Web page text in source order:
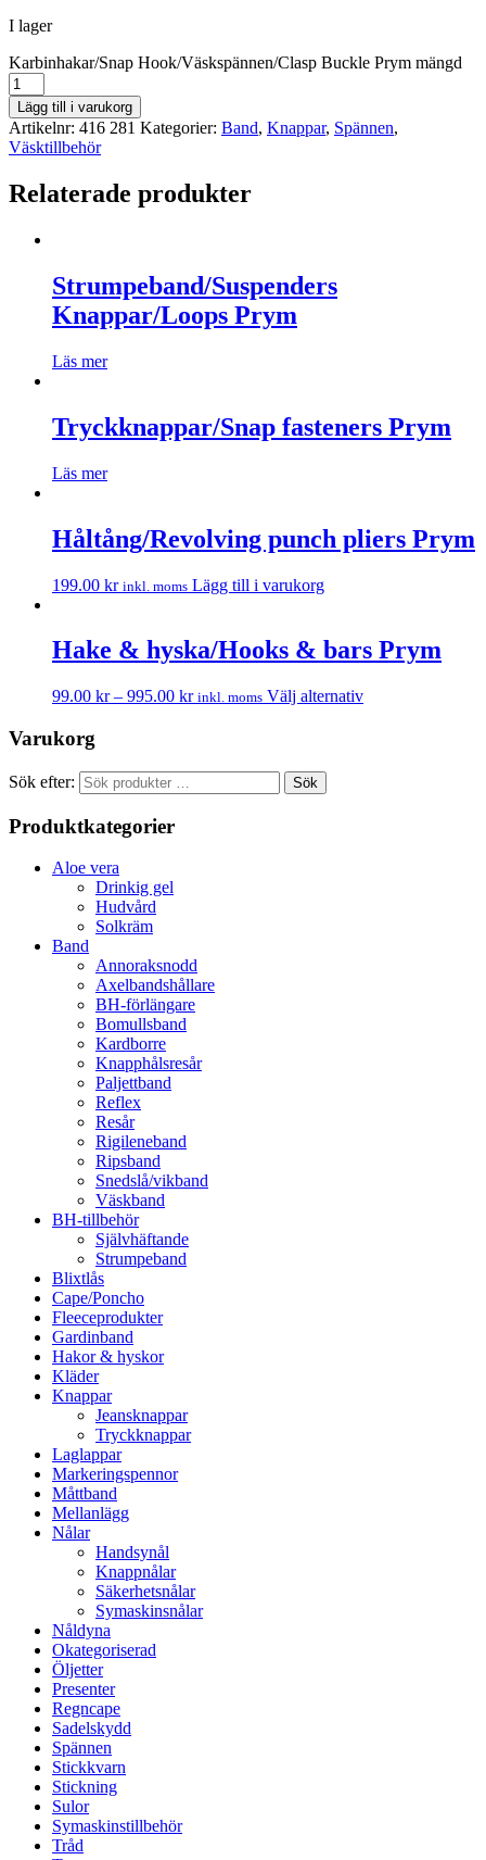
I lager
Karbinhakar/Snap Hook/Väskspännen/Clasp Buckle Prym mängd
Lägg till i varukorg
Artikelnr: 416 281 Kategorier: Band, Knappar, Spännen,
Väsktillbehör
Relaterade produkter
Strumpeband/Suspenders
Knappar/Loops Prym
Läs mer
Tryckknappar/Snap fasteners Prym
Läs mer
Håltång/Revolving punch pliers Prym
199.00 kr inkl. moms Lägg till i varukorg
Hake & hyska/Hooks & bars Prym
99.00 kr– 995.00 kr inkl. moms Välj alternativ
Varukorg
Sök efter: Sök
Produktkategorier
Aloe vera
Drinkig gel
Hudvård
Solkräm
Band
Annoraksnodd
Axelbandshållare
BH-förlängare
Bomullsband
Kardborre
Knapphålsresår
Paljettband
Reflex
Resår
Rigileneband
Ripsband
Snedslå/vikband
Väskband
BH-tillbehör
Självhäftande
Strumpeband
Blixtlås
Cape/Poncho
Fleeceprodukter
Gardinband
Hakor & hyskor
Kläder
Knappar
Jeansknappar
Tryckknappar
Laglappar
Markeringspennor
Måttband
Mellanlägg
Nålar
Handsynål
Knappnålar
Säkerhetsnålar
Symaskinsnålar
Nåldyna
Okategoriserad
Öljetter
Presenter
Regncape
Sadelskydd
Spännen
Stickkvarn
Stickning
Sulor
Symaskinstillbehör
Tråd